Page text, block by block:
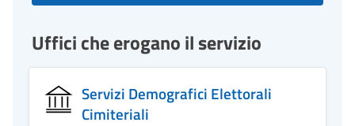
Uffici che erogano il servizio
Servizi Demografici Elettorali
Cimiteriali